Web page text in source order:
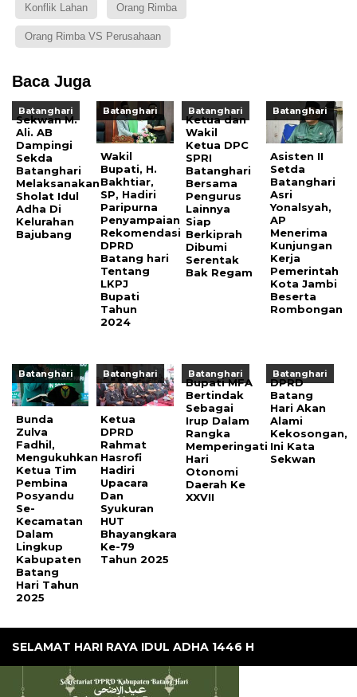
Konflik Lahan Orang Rimba
Orang Rimba VS Perusahaan
Baca Juga
Batanghari
Sekwan M.
Ali. AB
Dampingi
Sekda
Batanghari
Melaksanakan
Sholat Idul
Adha Di
Kelurahan
Bajubang
Batanghari
Wakil
Bupati, H.
Bakhtiar,
SP, Hadiri
Paripurna
Penyampaian
Rekomendasi
DPRD
Batang hari
Tentang
LKPJ
Bupati
Tahun
2024
Batanghari
Ketua dan
Wakil
Ketua DPC
SPRI
Batanghari
Bersama
Pengurus
Lainnya
Siap
Berkiprah
Dibumi
Serentak
Bak Regam
Batanghari
Asisten II
Setda
Batanghari
Asri
Yonalsyah,
AP
Menerima
Kunjungan
Kerja
Pemerintah
Kota Jambi
Beserta
Rombongan
Batanghari
Bunda
Zulva
Fadhil,
Mengukuhkan
Ketua Tim
Pembina
Posyandu
Se-
Kecamatan
Dalam
Lingkup
Kabupaten
Batang
Hari Tahun
2025
Batanghari
Ketua
DPRD
Rahmat
Hasrofi
Hadiri
Upacara
Dan
Syukuran
HUT
Bhayangkara
Ke-79
Tahun 2025
Batanghari
Bupati MFA
Bertindak
Sebagai
Irup Dalam
Rangka
Memperingati
Hari
Otonomi
Daerah Ke
XXVII
Batanghari
DPRD
Batang
Hari Akan
Alami
Kekosongan,
Ini Kata
Sekwan
SELAMAT HARI RAYA IDUL ADHA 1446 H